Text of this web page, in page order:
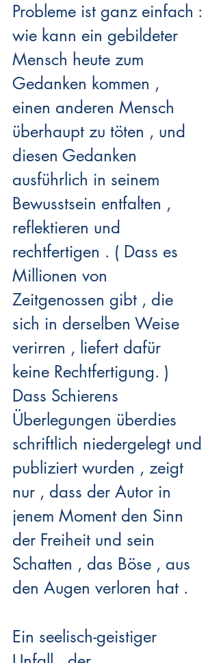
Probleme ist ganz einfach :
wie kann ein gebildeter
Mensch heute zum
Gedanken kommen ,
einen anderen Mensch
überhaupt zu töten , und
diesen Gedanken
ausführlich in seinem
Bewusstsein entfalten ,
reflektieren und
rechtfertigen . ( Dass es
Millionen von
Zeitgenossen gibt , die
sich in derselben Weise
verirren , liefert dafür
keine Rechtfertigung. )
Dass Schierens
Überlegungen überdies
schriftlich niedergelegt und
publiziert wurden , zeigt
nur , dass der Autor in
jenem Moment den Sinn
der Freiheit und sein
Schatten , das Böse , aus
den Augen verloren hat .
Ein seelisch-geistiger